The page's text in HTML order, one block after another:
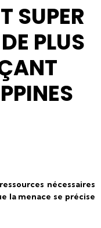
SUPER
PLUS
nécessaires
la menace se précise